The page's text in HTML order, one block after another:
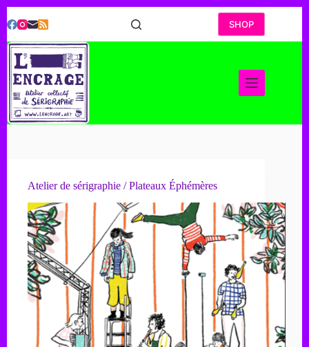
au
SHOP
Atelier de sérigraphie / Plateaux Éphémères